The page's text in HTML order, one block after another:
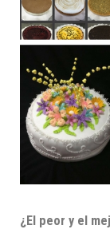
¿El peor y el